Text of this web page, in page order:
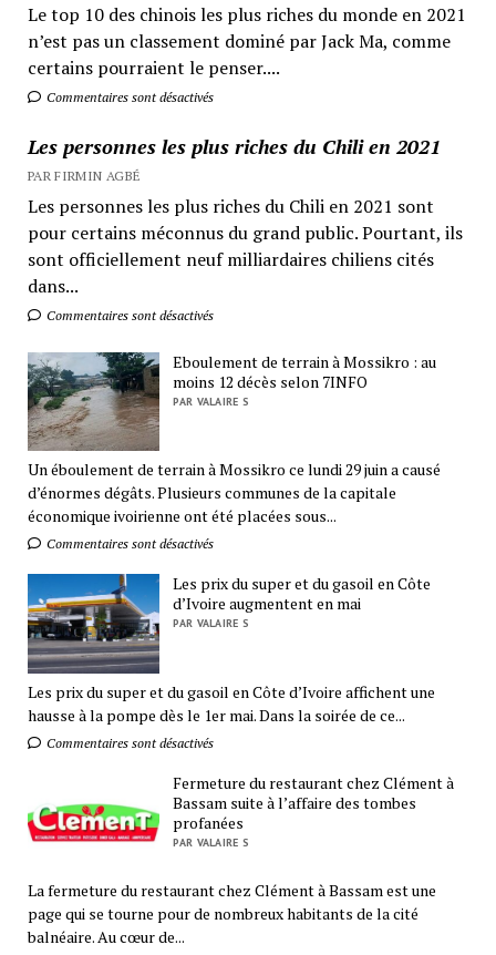
Le top 10 des chinois les plus riches du monde en 2021
n’est pas un classement dominé par Jack Ma, comme
certains pourraient le penser....
Commentaires sont désactivés
Les personnes les plus riches du Chili en 2021
PAR FIRMIN AGBÉ
Les personnes les plus riches du Chili en 2021 sont
pour certains méconnus du grand public. Pourtant, ils
sont officiellement neuf milliardaires chiliens cités
dans...
Commentaires sont désactivés
Eboulement de terrain à Mossikro : au
moins 12 décès selon 7INFO
PAR VALAIRE S
Un éboulement de terrain à Mossikro ce lundi 29 juin a causé
d’énormes dégâts. Plusieurs communes de la capitale
économique ivoirienne ont été placées sous...
Commentaires sont désactivés
Les prix du super et du gasoil en Côte
d’Ivoire augmentent en mai
PAR VALAIRE S
Les prix du super et du gasoil en Côte d’Ivoire affichent une
hausse à la pompe dès le 1er mai. Dans la soirée de ce...
Commentaires sont désactivés
Fermeture du restaurant chez Clément à
Bassam suite à l’affaire des tombes
profanées
PAR VALAIRE S
La fermeture du restaurant chez Clément à Bassam est une
page qui se tourne pour de nombreux habitants de la cité
balnéaire. Au cœur de...